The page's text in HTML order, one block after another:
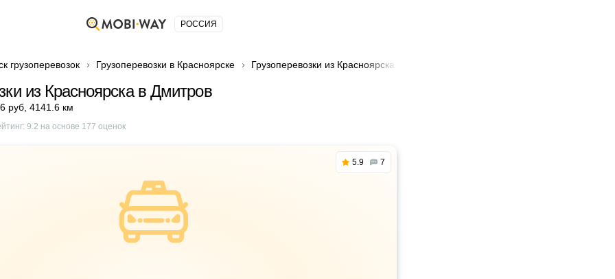
РОССИЯ
грузоперевозок Грузоперевозки в Красноярске Грузоперевозки из Красноярска в Дмитров
из Красноярска в Дмитров
руб 4141.6 км
9.2 на основе 177 оценок
5.9 7